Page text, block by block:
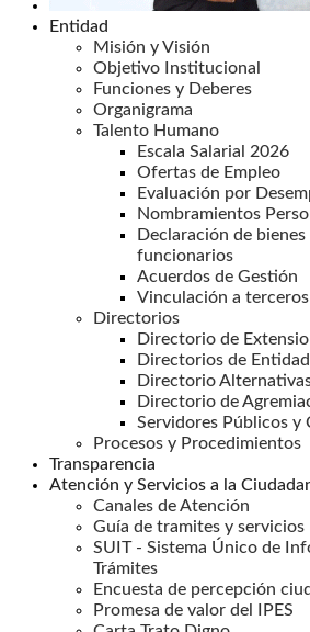
Entidad
Misión y Visión
Objetivo Institucional
Funciones y Deberes
Organigrama
Talento Humano
Escala Salarial 2026
Ofertas de Empleo
Evaluación por
Nombramientos
Declaración de
funcionarios
Acuerdos de Gestión
Vinculación a terceros
Directorios
Directorio de
Directorios de
Directorio
Directorio de
Servidores Públicos y
Procesos y Procedimientos
Transparencia
Atención y Servicios a la
Canales de Atención
Guía de tramites y servicios
SUIT - Sistema Único de
Trámites
Encuesta de percepción
Promesa de valor del IPES